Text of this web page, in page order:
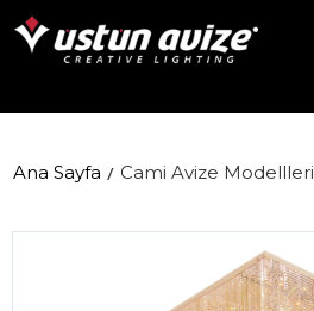
Ana Sayfa / Cami Avize Modellleri